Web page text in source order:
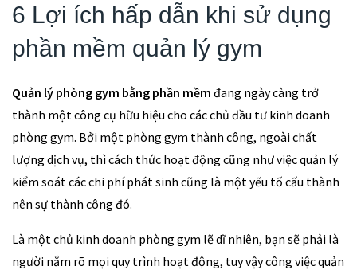
6 Lợi ích hấp dẫn khi sử dụng
phần mềm quản lý gym
Quản lý phòng gym bằng phần mềm đang ngày càng trở
thành một công cụ hữu hiệu cho các chủ đầu tư kinh doanh
phòng gym. Bởi một phòng gym thành công, ngoài chất
lượng dịch vụ, thì cách thức hoạt động cũng như việc quản lý
kiểm soát các chi phí phát sinh cũng là một yếu tố cấu thành
nên sự thành công đó.
Là một chủ kinh doanh phòng gym lẽ dĩ nhiên, bạn sẽ phải là
người nắm rõ mọi quy trình hoạt động, tuy vậy công việc quản